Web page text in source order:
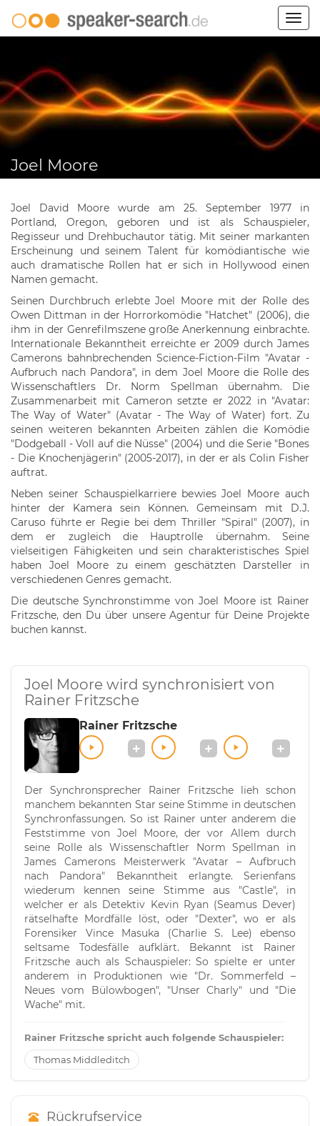
Joel Moore
Joel David Moore wurde am 25. September 1977 in
Portland, Oregon, geboren und ist als Schauspieler,
Regisseur und Drehbuchautor tätig. Mit seiner markanten
Erscheinung und seinem Talent für komödiantische wie
auch dramatische Rollen hat er sich in Hollywood einen
Namen gemacht.
Seinen Durchbruch erlebte Joel Moore mit der Rolle des
Owen Dittman in der Horrorkomödie "Hatchet" (2006), die
ihm in der Genrefilmszene große Anerkennung einbrachte.
Internationale Bekanntheit erreichte er 2009 durch James
Camerons bahnbrechenden Science-Fiction-Film "Avatar -
Aufbruch nach Pandora", in dem Joel Moore die Rolle des
Wissenschaftlers Dr. Norm Spellman übernahm. Die
Zusammenarbeit mit Cameron setzte er 2022 in "Avatar:
The Way of Water" (Avatar - The Way of Water) fort. Zu
seinen weiteren bekannten Arbeiten zählen die Komödie
"Dodgeball - Voll auf die Nüsse" (2004) und die Serie "Bones
- Die Knochenjägerin" (2005-2017), in der er als Colin Fisher
auftrat.
Neben seiner Schauspielkarriere bewies Joel Moore auch
hinter der Kamera sein Können. Gemeinsam mit D.J.
Caruso führte er Regie bei dem Thriller "Spiral" (2007), in
dem er zugleich die Hauptrolle übernahm. Seine
vielseitigen Fähigkeiten und sein charakteristisches Spiel
haben Joel Moore zu einem geschätzten Darsteller in
verschiedenen Genres gemacht.
Die deutsche Synchronstimme von Joel Moore ist Rainer
Fritzsche, den Du über unsere Agentur für Deine Projekte
buchen kannst.
Joel Moore wird synchronisiert von
Rainer Fritzsche
Rainer Fritzsche
Der Synchronsprecher Rainer Fritzsche lieh schon
manchem bekannten Star seine Stimme in deutschen
Synchronfassungen. So ist Rainer unter anderem die
Feststimme von Joel Moore, der vor Allem durch
seine Rolle als Wissenschaftler Norm Spellman in
James Camerons Meisterwerk "Avatar – Aufbruch
nach Pandora" Bekanntheit erlangte. Serienfans
wiederum kennen seine Stimme aus "Castle", in
welcher er als Detektiv Kevin Ryan (Seamus Dever)
rätselhafte Mordfälle löst, oder "Dexter", wo er als
Forensiker Vince Masuka (Charlie S. Lee) ebenso
seltsame Todesfälle aufklärt. Bekannt ist Rainer
Fritzsche auch als Schauspieler: So spielte er unter
anderem in Produktionen wie "Dr. Sommerfeld –
Neues vom Bülowbogen", "Unser Charly" und "Die
Wache" mit.
Rainer Fritzsche spricht auch folgende Schauspieler:
Thomas Middleditch
Rückrufservice